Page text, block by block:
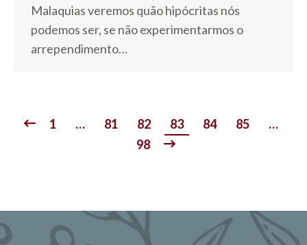
Malaquias veremos quão hipócritas nós
podemos ser, se não experimentarmos o
arrependimento…
1 … 81 82 83 84 85
…
98